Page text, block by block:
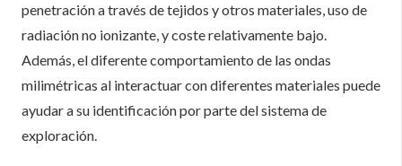
penetración a través de tejidos y otros materiales, uso de
radiación no ionizante, y coste relativamente bajo.
Además, el diferente comportamiento de las ondas
milimétricas al interactuar con diferentes materiales puede
ayudar a su identificación por parte del sistema de
exploración.